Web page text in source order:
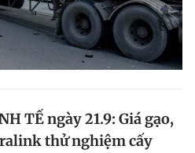
TẾ ngày 21.9: Giá gạo,
thử nghiệm cấy